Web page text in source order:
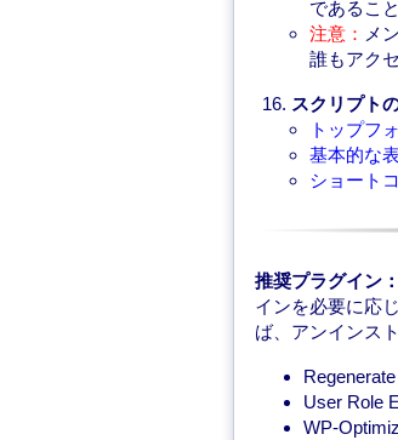
であるこ
注意：
メ
誰もアク
スクリプト
トップフ
基本的な
ショート
推奨プラグイン：
インを必要に応
ば、アンインス
User Role
WP-